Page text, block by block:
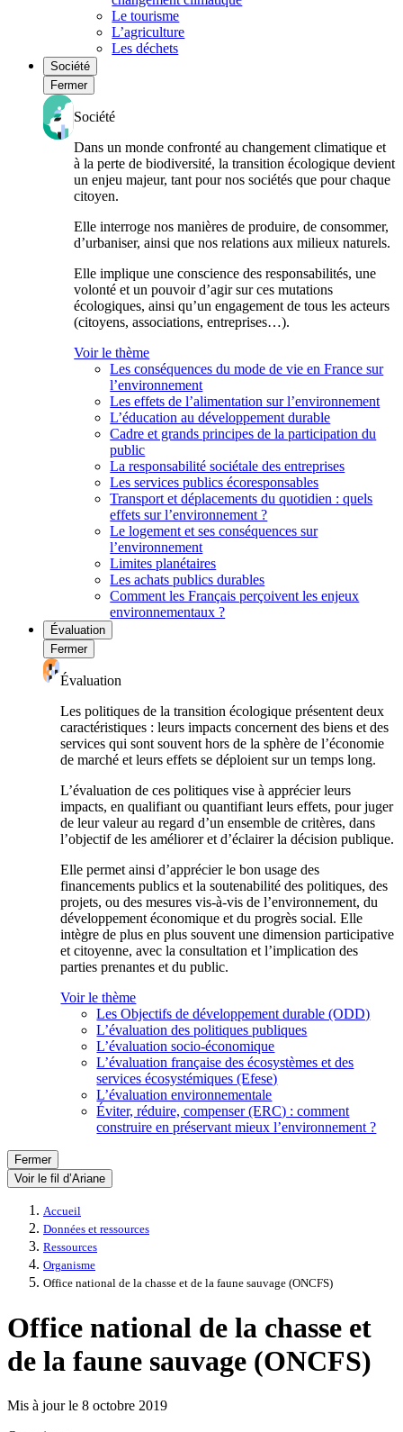
Le tourisme
L’agriculture
Les déchets
Société
Fermer
Société
Dans un monde confronté au changement climatique et
à la perte de biodiversité, la transition écologique devient
un enjeu majeur, tant pour nos sociétés que pour chaque
citoyen.
Elle interroge nos manières de produire, de consommer,
d’urbaniser, ainsi que nos relations aux milieux naturels.
Elle implique une conscience des responsabilités, une
volonté et un pouvoir d’agir sur ces mutations
écologiques, ainsi qu’un engagement de tous les acteurs
(citoyens, associations, entreprises…).
Voir le thème
Les conséquences du mode de vie en France sur
l’environnement
Les effets de l’alimentation sur l’environnement
L’éducation au développement durable
Cadre et grands principes de la participation du
public
La responsabilité sociétale des entreprises
Les services publics écoresponsables
Transport et déplacements du quotidien : quels
effets sur l’environnement ?
Le logement et ses conséquences sur
l’environnement
Limites planétaires
Les achats publics durables
Comment les Français perçoivent les enjeux
environnementaux ?
Évaluation
Fermer
Évaluation
Les politiques de la transition écologique présentent deux
caractéristiques : leurs impacts concernent des biens et des
services qui sont souvent hors de la sphère de l’économie
de marché et leurs effets se déploient sur un temps long.
L’évaluation de ces politiques vise à apprécier leurs
impacts, en qualifiant ou quantifiant leurs effets, pour juger
de leur valeur au regard d’un ensemble de critères, dans
l’objectif de les améliorer et d’éclairer la décision publique.
Elle permet ainsi d’apprécier le bon usage des
financements publics et la soutenabilité des politiques, des
projets, ou des mesures vis-à-vis de l’environnement, du
développement économique et du progrès social. Elle
intègre de plus en plus souvent une dimension participative
et citoyenne, avec la consultation et l’implication des
parties prenantes et du public.
Voir le thème
Les Objectifs de développement durable (ODD)
L’évaluation des politiques publiques
L’évaluation socio-économique
L’évaluation française des écosystèmes et des
services écosystémiques (Efese)
L’évaluation environnementale
Éviter, réduire, compenser (ERC) : comment
construire en préservant mieux l’environnement ?
Fermer
Voir le fil d’Ariane
Accueil
Données et ressources
Ressources
Organisme
Office national de la chasse et de la faune sauvage (ONCFS)
Office national de la chasse et
de la faune sauvage (ONCFS)
Mis à jour le 8 octobre 2019